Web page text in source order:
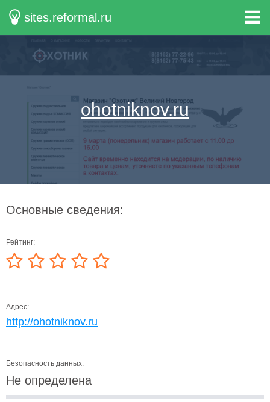
sites.reformal.ru
ohotniknov.ru
Основные сведения:
Рейтинг:
Адрес:
http://ohotniknov.ru
Безопасность данных:
Не определена